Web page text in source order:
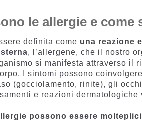
le allergie e come
definita come una reazione
, l’allergene, che il nostro
si manifesta attraverso il
I sintomi possono
(gocciolamento, rinite), gli
e reazioni dermatologiche
possono essere molteplici